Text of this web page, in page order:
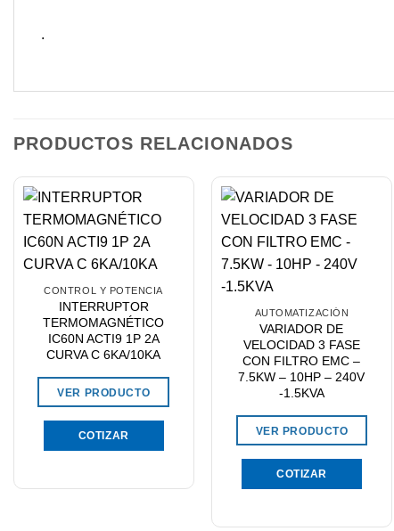
.
PRODUCTOS RELACIONADOS
CONTROL Y POTENCIA
INTERRUPTOR
TERMOMAGNÉTICO
IC60N ACTI9 1P 2A
CURVA C 6KA/10KA
VER PRODUCTO
COTIZAR
AUTOMATIZACIÓN
VARIADOR DE
VELOCIDAD 3 FASE
CON FILTRO EMC –
7.5KW – 10HP – 240V
-1.5KVA
VER PRODUCTO
COTIZAR